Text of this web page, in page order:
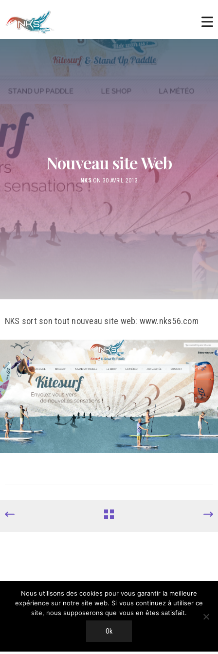
Nouveau site Web
NKSON 30 AVRIL 2013
NKS sort son tout nouveau site web: www.nks56.com
Nous utilisons des cookies pour vous garantir la meilleure
expérience sur notre site web. Si vous continuez à utiliser ce
site, nous supposerons que vous en êtes satisfait.
Ok